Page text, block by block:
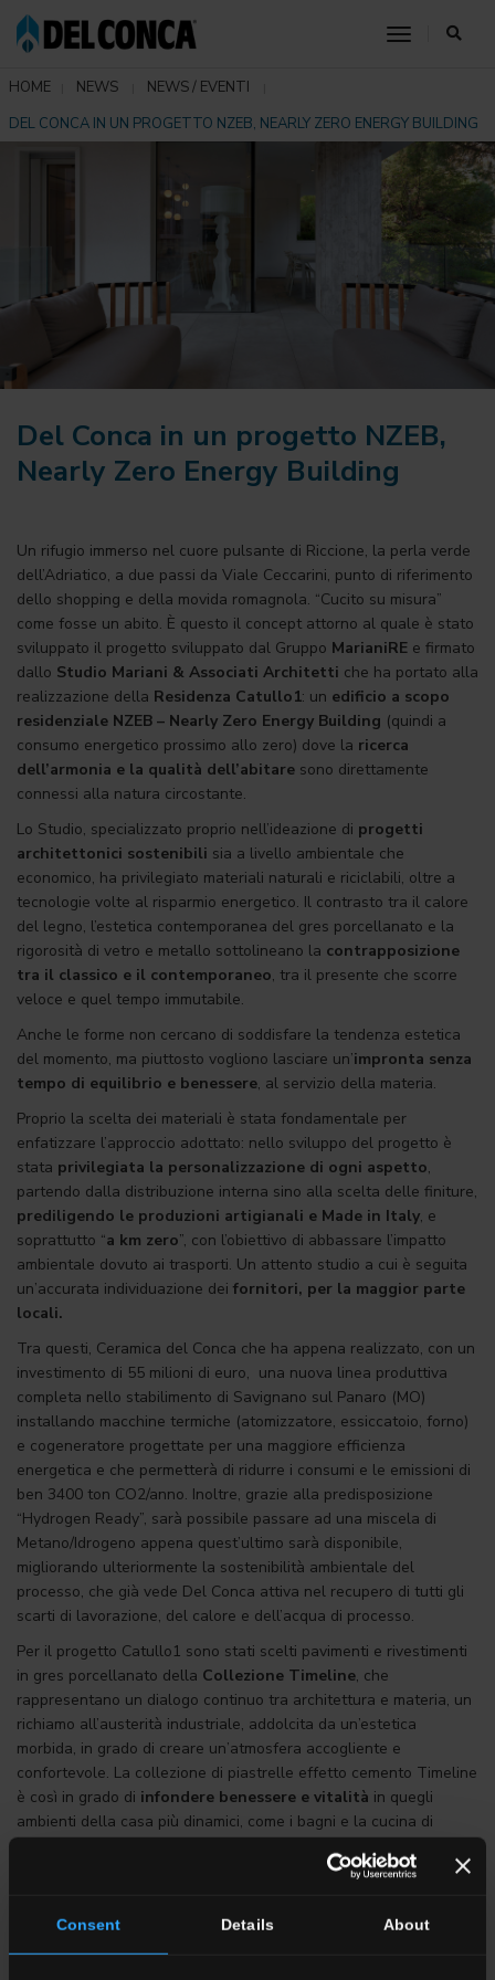
Consent Details About
toggle
HOME NEWS
NEWS / EVENTI
DEL CONCA IN UN PROGETTO NZEB, NEARLY ZERO ENERGY BUILDING
Del Conca in un progetto NZEB,
Nearly Zero Energy Building
Un rifugio immerso nel cuore pulsante di Riccione, la perla verde
dell’Adriatico, a due passi da Viale Ceccarini, punto di riferimento
dello shopping e della movida romagnola. “Cucito su misura”
come fosse un abito. È questo il concept attorno al quale è stato
sviluppato il progetto sviluppato dal Gruppo MarianiRE e firmato
dallo Studio Mariani & Associati Architetti che ha portato alla
realizzazione della Residenza Catullo1: un edificio a scopo
residenziale NZEB – Nearly Zero Energy Building (quindi a
consumo energetico prossimo allo zero) dove la ricerca
dell’armonia e la qualità dell’abitare sono direttamente
connessi alla natura circostante.
Lo Studio, specializzato proprio nell’ideazione di progetti
architettonici sostenibili sia a livello ambientale che
economico, ha privilegiato materiali naturali e riciclabili, oltre a
tecnologie volte al risparmio energetico. Il contrasto tra il calore
del legno, l’estetica contemporanea del gres porcellanato e la
rigorosità di vetro e metallo sottolineano la contrapposizione
tra il classico e il contemporaneo, tra il presente che scorre
veloce e quel tempo immutabile.
Anche le forme non cercano di soddisfare la tendenza estetica
del momento, ma piuttosto vogliono lasciare un’impronta senza
tempo di equilibrio e benessere, al servizio della materia.
Proprio la scelta dei materiali è stata fondamentale per
enfatizzare l’approccio adottato: nello sviluppo del progetto è
stata privilegiata la personalizzazione di ogni aspetto,
partendo dalla distribuzione interna sino alla scelta delle finiture,
prediligendo le produzioni artigianali e Made in Italy, e
soprattutto “a km zero”, con l’obiettivo di abbassare l’impatto
ambientale dovuto ai trasporti. Un attento studio a cui è seguita
un’accurata individuazione dei fornitori, per la maggior parte
locali.
Tra questi, Ceramica del Conca che ha appena realizzato, con un
investimento di 55 milioni di euro, una nuova linea produttiva
completa nello stabilimento di Savignano sul Panaro (MO)
installando macchine termiche (atomizzatore, essiccatoio, forno)
e cogeneratore progettate per una maggiore efficienza
energetica e che permetterà di ridurre i consumi e le emissioni di
ben 3400 ton CO2/anno. Inoltre, grazie alla predisposizione
“Hydrogen Ready”, sarà possibile passare ad una miscela di
Metano/Idrogeno appena quest’ultimo sarà disponibile,
migliorando ulteriormente la sostenibilità ambientale del
processo, che già vede Del Conca attiva nel recupero di tutti gli
scarti di lavorazione, del calore e dell’acqua di processo.
Per il progetto Catullo1 sono stati scelti pavimenti e rivestimenti
in gres porcellanato della Collezione Timeline, che
rappresentano un dialogo continuo tra architettura e materia, un
richiamo all’austerità industriale, addolcita da un’estetica
morbida, in grado di creare un’atmosfera accogliente e
confortevole. La collezione di piastrelle effetto cemento Timeline
è così in grado di infondere benessere e vitalità in quegli
ambienti della casa più dinamici, come i bagni e la cucina di
collezione Timeline anche le parti comuni come i vani scala o la
unicitàad aree solitamente considerate impersonali e